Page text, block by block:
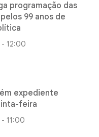
programação das
99 anos de
12:00
expediente
feira
11:00